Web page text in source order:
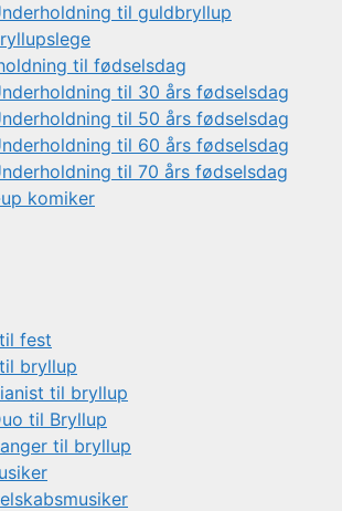
til guldbryllup
til fødselsdag
til 30 års fødselsdag
til 50 års fødselsdag
til 60 års fødselsdag
til 70 års fødselsdag
komiker
fest
bryllup
til bryllup
til Bryllup
til bryllup